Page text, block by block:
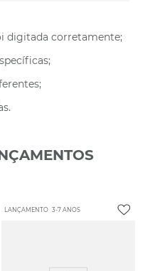
digitada corretamente;
LANÇAMENTO 3-7 ANOS